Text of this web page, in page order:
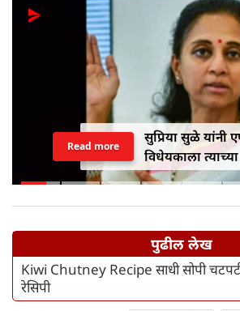
सुप्रिया सुळे यांनी
विधेयकाला
विरोध केला
Read more
पुढील लेख
Kiwi Chutney Recipe साधी सोपी
रेसिपी